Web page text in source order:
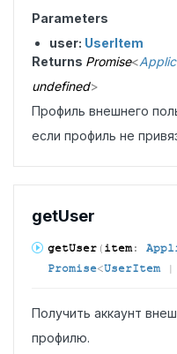
Parameters
user: UserItem
Returns Promise<
undefined>
Профиль внешнего
если профиль не
getUser
getUser (item:
Promise<UserItem|
Получить аккаунт
профилю.